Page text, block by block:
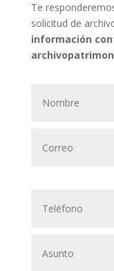
Te
solicitud de
información